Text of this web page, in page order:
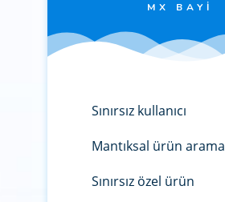
MX BAYI
Sınırsız kullanıcı
Mantıksal ürün arama
Sınırsız özel ürün